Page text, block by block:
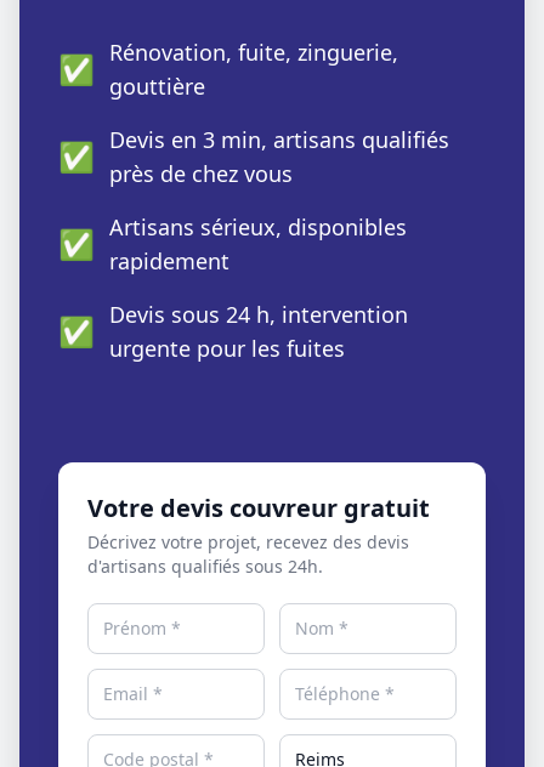
✅ Rénovation, fuite, zinguerie,
gouttière
✅ Devis en 3 min, artisans qualifiés
près de chez vous
✅ Artisans sérieux, disponibles
rapidement
✅ Devis sous 24 h, intervention
urgente pour les fuites
Votre devis couvreur gratuit
Décrivez votre projet, recevez des devis
d'artisans qualifiés sous 24h.